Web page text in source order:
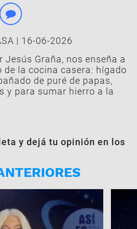
| 16-06-2026
Jesús Graña, nos enseña a
de la cocina casera: hígado
de puré de papas,
y para sumar hierro a la
y dejá tu opinión en los